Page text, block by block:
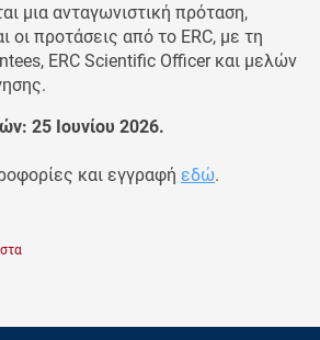
μια ανταγωνιστική πρόταση,
οι προτάσεις από το ERC, με τη
ERC Scientific Officer και μελών
25 Ιουνίου 2026.
και εγγραφή εδώ.